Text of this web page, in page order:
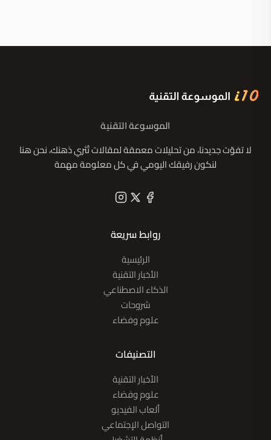
الموسوعة التقنية
لا تفوّت جديدنا، من تحليلات معمقة لمقالات تُثري ذهنك، نحن هنا
لنكون رفيقك اليومي في كل معلومة مهمة
روابط سريعة
الرئيسية
الأخبار التقنية
الذكاء الاصطناعي
شروحات
علوم وفضاء
التصنيفات
الأخبار التقنية
علوم وفضاء
ألعاب الفيديو
التواصل الإجتماعي